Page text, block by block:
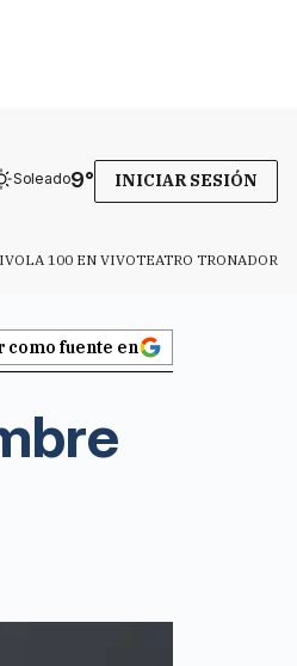
Soleado9° INICIAR SESIÓN
LA 100 EN VIVOTEATRO TRONADOR
como fuente en